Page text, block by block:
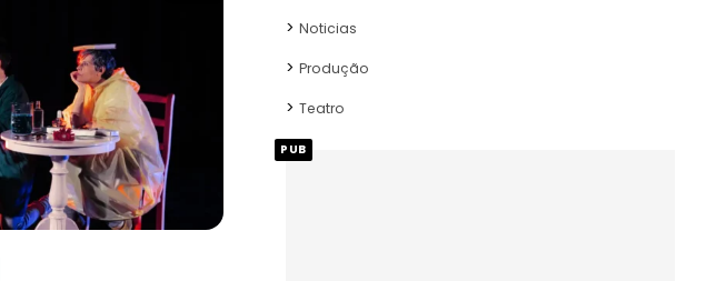
Noticias
Produção
Teatro
PUB